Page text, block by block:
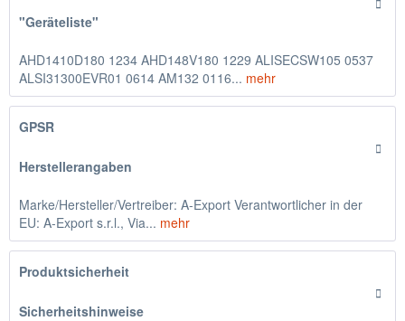
"Geräteliste"
AHD1410D180 1234 AHD148V180 1229 ALISECSW105 0537
ALSI31300EVR01 0614 AM132 0116... mehr
GPSR
Herstellerangaben
Marke/Hersteller/Vertreiber: A-Export Verantwortlicher in der
EU: A-Export s.r.l., Via... mehr
Produktsicherheit
Sicherheitshinweise